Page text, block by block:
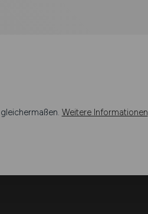
Weitere Informationen